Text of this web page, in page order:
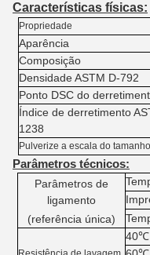
Características físicas:
Propriedade
Aparência
Composição
Densidade ASTM D-792
Ponto DSC do
Índice de derretimento
1238
Pulverize a escala do tamanho
Parâmetros técnicos:
Parâmetros de
ligamento
(referência única)
40℃